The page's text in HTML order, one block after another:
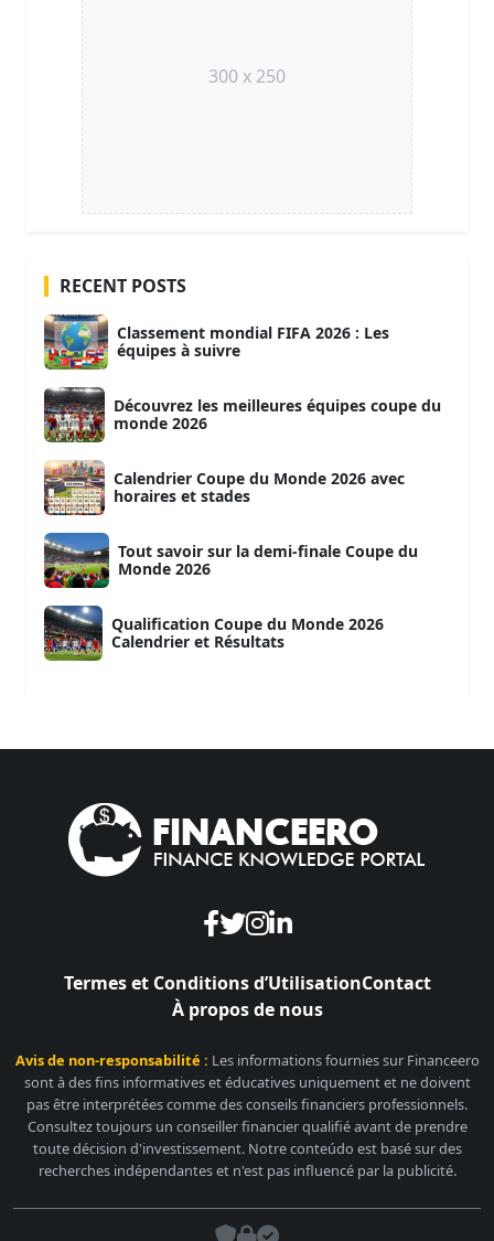
300 x 250
RECENT POSTS
Classement mondial FIFA 2026 : Les
équipes à suivre
Découvrez les meilleures équipes coupe du
monde 2026
Calendrier Coupe du Monde 2026 avec
horaires et stades
Tout savoir sur la demi-finale Coupe du
Monde 2026
Qualification Coupe du Monde 2026
Calendrier et Résultats
Termes et Conditions d’UtilisationContact
À propos de nous
Avis de non-responsabilité : Les informations fournies sur Financeero
sont à des fins informatives et éducatives uniquement et ne doivent
pas être interprétées comme des conseils financiers professionnels.
Consultez toujours un conseiller financier qualifié avant de prendre
toute décision d'investissement. Notre conteúdo est basé sur des
recherches indépendantes et n'est pas influencé par la publicité.